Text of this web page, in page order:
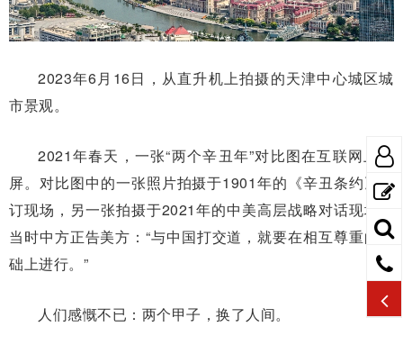
2023年6月16日，从直升机上拍摄的天津中心城区城
市景观。
2021年春天，一张“两个辛丑年”对比图在互联网上刷
屏。对比图中的一张照片拍摄于1901年的《辛丑条约》签
订现场，另一张拍摄于2021年的中美高层战略对话现场，
当时中方正告美方：“与中国打交道，就要在相互尊重的基
础上进行。”
人们感慨不已：两个甲子，换了人间。